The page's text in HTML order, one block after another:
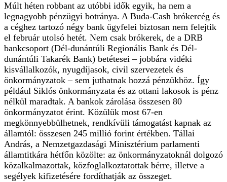
Múlt héten robbant az utóbbi idők egyik, ha nem a
legnagyobb pénzügyi botránya. A Buda-Cash brókercég és
a céghez tartozó négy bank ügyfelei biztosan nem felejtik
el február utolsó hetét. Nem csak brókerek, de a DRB
bankcsoport (Dél-dunántúli Regionális Bank és Dél-
dunántúli Takarék Bank) betétesei – jobbára vidéki
kisvállalkozók, nyugdíjasok, civil szervezetek és
önkormányzatok – sem juthatnak hozzá pénzükhöz. Így
például Siklós önkormányzata és az ottani lakosok is pénz
nélkül maradtak. A bankok zárolása összesen 80
önkormányzatot érint. Közülük most 67-en
megkönnyebbülhetnek, rendkívüli támogatást kapnak az
államtól: összesen 245 millió forint értékben. Tállai
András, a Nemzetgazdasági Minisztérium parlamenti
államtitkára hétfőn közölte: az önkormányzatoknál dolgozó
közalkalmazottak, közfoglalkoztatottak bérre, illetve a
segélyek kifizetésére fordíthatják az összeget.